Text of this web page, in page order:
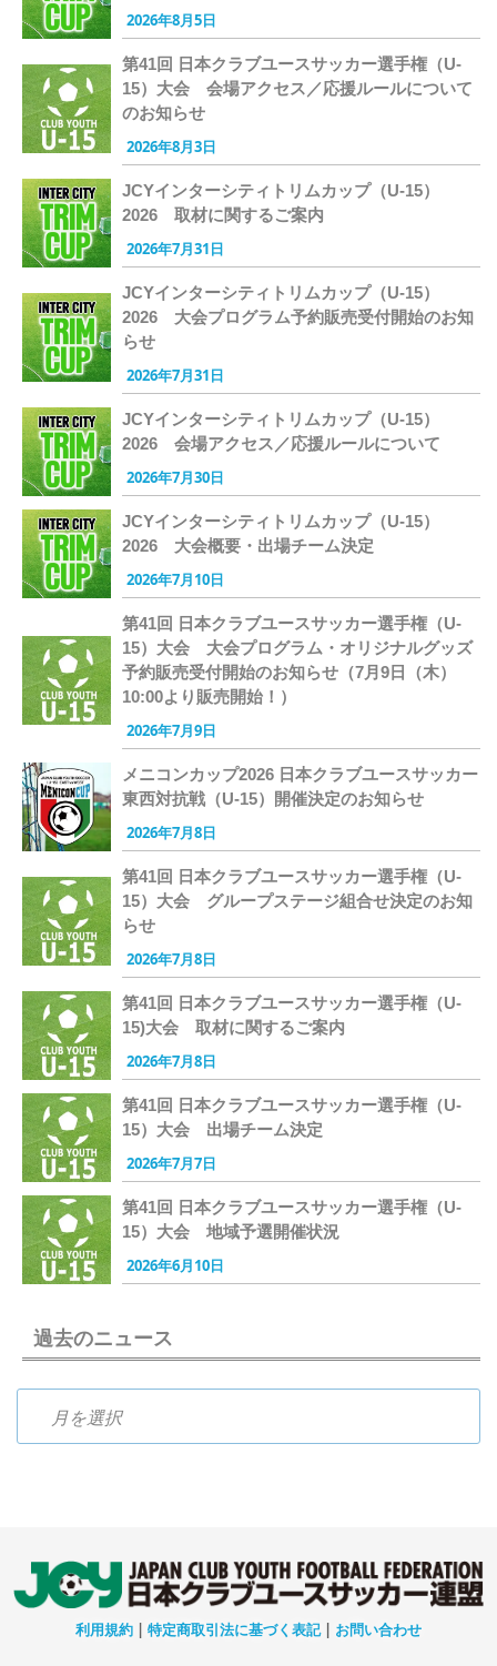
2026年8月5日
第41回 日本クラブユースサッカー選手権（U-
15）大会 会場アクセス／応援ルールについて
のお知らせ
2026年8月3日
JCYインターシティトリムカップ（U-15）
2026 取材に関するご案内
2026年7月31日
JCYインターシティトリムカップ（U-15）
2026 大会プログラム予約販売受付開始のお知
らせ
2026年7月31日
JCYインターシティトリムカップ（U-15）
2026 会場アクセス／応援ルールについて
2026年7月30日
JCYインターシティトリムカップ（U-15）
2026 大会概要・出場チーム決定
2026年7月10日
第41回 日本クラブユースサッカー選手権（U-
15）大会 大会プログラム・オリジナルグッズ
予約販売受付開始のお知らせ（7月9日（木）
10:00より販売開始！）
2026年7月9日
メニコンカップ2026 日本クラブユースサッカー
東西対抗戦（U-15）開催決定のお知らせ
2026年7月8日
第41回 日本クラブユースサッカー選手権（U-
15）大会 グループステージ組合せ決定のお知
らせ
2026年7月8日
第41回 日本クラブユースサッカー選手権（U-
15)大会 取材に関するご案内
2026年7月8日
第41回 日本クラブユースサッカー選手権（U-
15）大会 出場チーム決定
2026年7月7日
第41回 日本クラブユースサッカー選手権（U-
15）大会 地域予選開催状況
2026年6月10日
過去のニュース
利用規約 | 特定商取引法に基づく表記| お問い合わせ